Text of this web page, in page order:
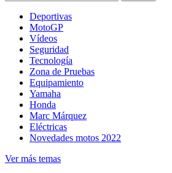
Deportivas
MotoGP
Vídeos
Seguridad
Tecnología
Zona de Pruebas
Equipamiento
Yamaha
Honda
Marc Márquez
Eléctricas
Novedades motos 2022
Ver más temas